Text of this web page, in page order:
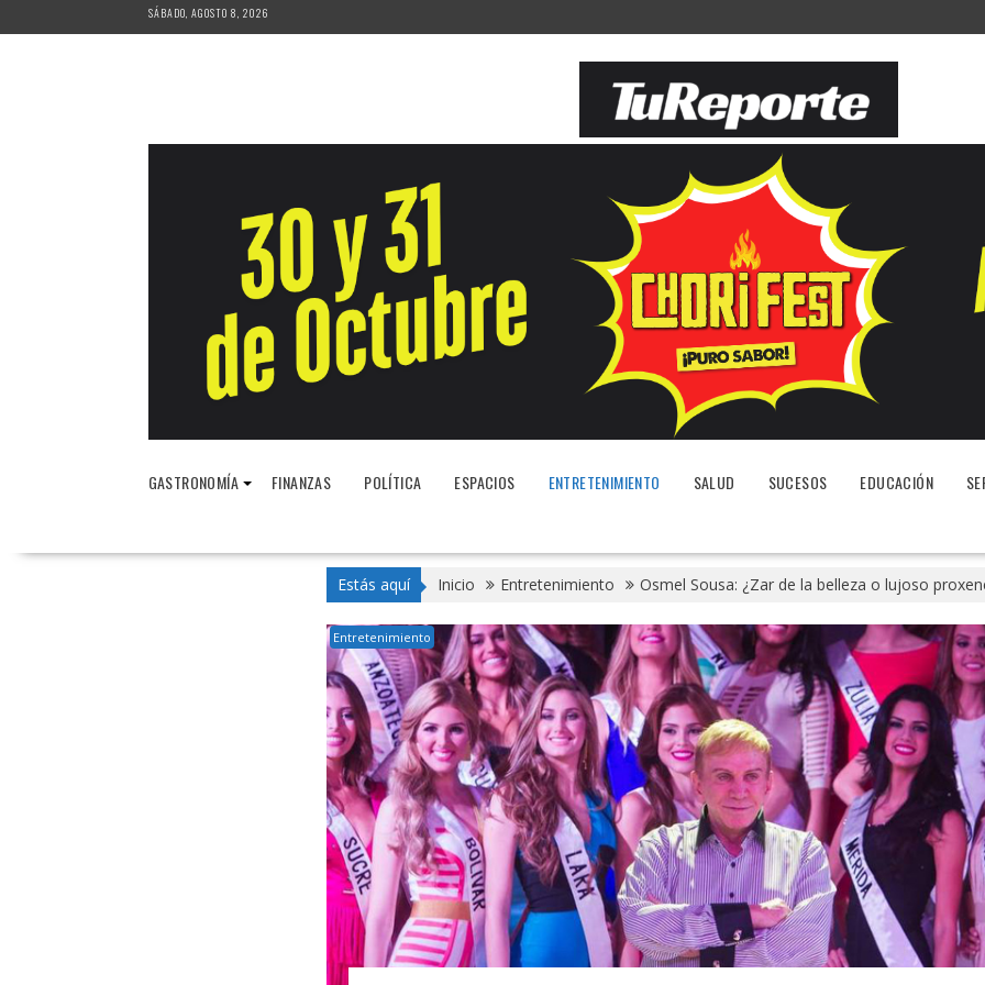
al
SÁBADO, AGOSTO 8, 2026
GASTRONOMÍA FINANZAS POLÍTICA ESPACIOS ENTRETENIMIENTO SALUD SUCESOS EDUCACIÓN
Estás aquí Inicio Entretenimiento Osmel Sousa: ¿Zar de la belleza o lujoso
Entretenimiento